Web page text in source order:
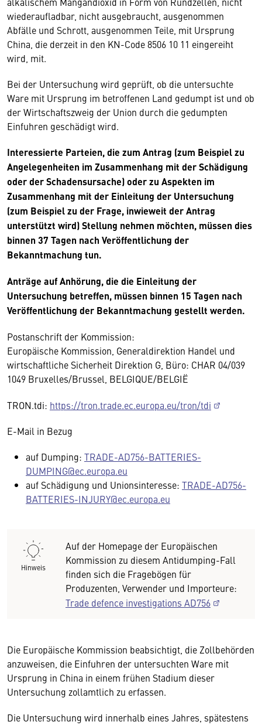
wiederaufladbar, nicht ausgebraucht, ausgenommen
Abfälle und Schrott, ausgenommen Teile, mit Ursprung
China, die derzeit in den KN-Code 8506 10 11 eingereiht
wird, mit.
Bei der Untersuchung wird geprüft, ob die untersuchte
Ware mit Ursprung im betroffenen Land gedumpt ist und ob
der Wirtschaftszweig der Union durch die gedumpten
Einfuhren geschädigt wird.
Interessierte Parteien, die zum Antrag (zum Beispiel zu
Angelegenheiten im Zusammenhang mit der Schädigung
oder der Schadensursache) oder zu Aspekten im
Zusammenhang mit der Einleitung der Untersuchung
(zum Beispiel zu der Frage, inwieweit der Antrag
unterstützt wird) Stellung nehmen möchten, müssen dies
binnen 37 Tagen nach Veröffentlichung der
Bekanntmachung tun.
Anträge auf Anhörung, die die Einleitung der
Untersuchung betreffen, müssen binnen 15 Tagen nach
Veröffentlichung der Bekanntmachung gestellt werden.
Postanschrift der Kommission:
Europäische Kommission, Generaldirektion Handel und
wirtschaftliche Sicherheit Direktion G, Büro: CHAR 04/039
1049 Bruxelles/Brussel, BELGIQUE/BELGIË
TRON.tdi: https://tron.trade.ec.europa.eu/tron/tdi
E-Mail in Bezug
auf Dumping: TRADE-AD756-BATTERIES-
DUMPING@ec.europa.eu
auf Schädigung und Unionsinteresse: TRADE-AD756-
BATTERIES-INJURY@ec.europa.eu
Hinweis
Auf der Homepage der Europäischen
Kommission zu diesem Antidumping-Fall
finden sich die Fragebögen für
Produzenten, Verwender und Importeure:
Trade defence investigations AD756
Die Europäische Kommission beabsichtigt, die Zollbehörden
anzuweisen, die Einfuhren der untersuchten Ware mit
Ursprung in China in einem frühen Stadium dieser
Untersuchung zollamtlich zu erfassen.
Die Untersuchung wird innerhalb eines Jahres, spätestens